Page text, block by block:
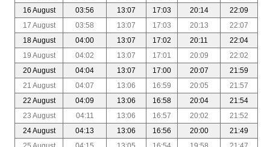
16 August
03:56 13:07 17:03 20:14
22:09
17 August
03:58 13:07 17:03 20:13
22:07
18 August
04:00 13:07 17:02 20:11
22:04
19 August
04:02 13:07 17:01 20:09
22:02
20 August
04:04 13:07 17:00 20:07
21:59
21 August
04:07 13:06 16:59 20:05
21:57
22 August
04:09 13:06 16:58 20:04
21:54
23 August
04:11 13:06 16:57 20:02
21:52
24 August
04:13 13:06 16:56 20:00
21:49